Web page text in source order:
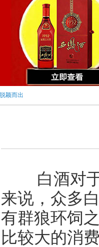
颖而出
白酒对于
来说，众多
有群狼环饲
比较大的消